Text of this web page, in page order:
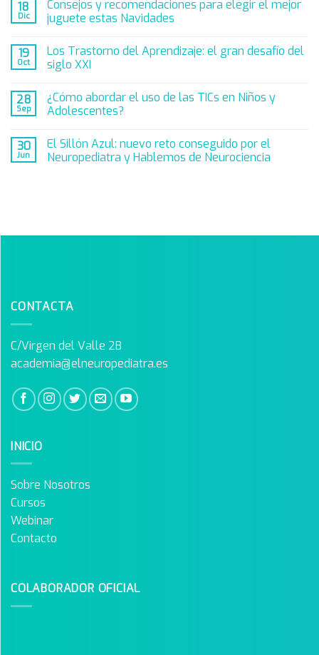
18
Dic
Consejos y recomendaciones para elegir el mejor
juguete estas Navidades
19
Oct
Los Trastorno del Aprendizaje: el gran desafío del
siglo XXI
28
Sep
¿Cómo abordar el uso de las TICs en Niños y
Adolescentes?
30
Jun
El Sillón Azul: nuevo reto conseguido por el
Neuropediatra y Hablemos de Neurociencia
CONTACTA
C/Virgen del Valle 2B
academia@elneuropediatra.es
INICIO
Sobre Nosotros
Cursos
Webinar
Contacto
COLABORADOR OFICIAL